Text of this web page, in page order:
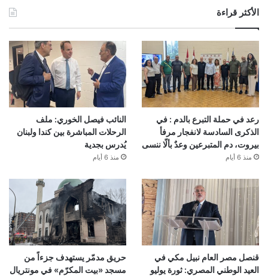
الأكثر قراءة
رعد في حملة التبرع بالدم : في
الذكرى السادسة لانفجار مرفأ
بيروت، دم المتبرعين وعدٌ بألّا ننسى
منذ 6 أيام
النائب فيصل الخوري: ملف
الرحلات المباشرة بين كندا ولبنان
يُدرس بجدية
منذ 6 أيام
قنصل مصر العام نبيل مكي في
العيد الوطني المصري: ثورة يوليو
حريق مدمّر يستهدف جزءاً من
مسجد «بيت المكرّم» في مونتريال